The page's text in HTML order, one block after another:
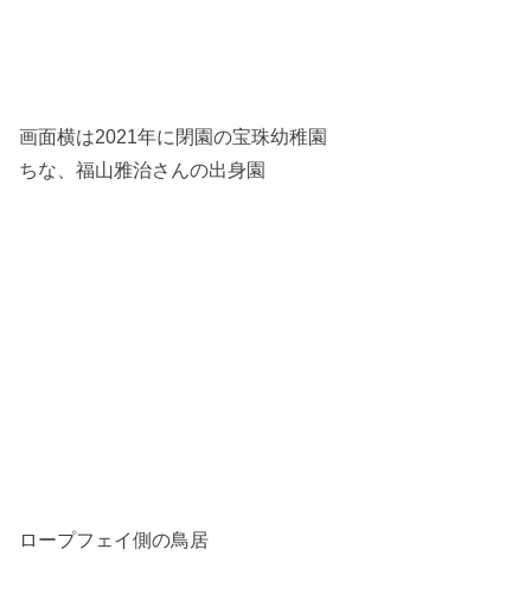
画面横は2021年に閉園の宝珠幼稚園
ちな、福山雅治さんの出身園
ロープフェイ側の鳥居